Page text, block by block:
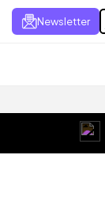
Newsletter